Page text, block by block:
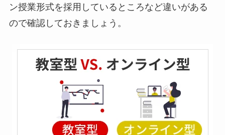
ン授業形式を採用しているところなど違いがある
ので確認しておきましょう。